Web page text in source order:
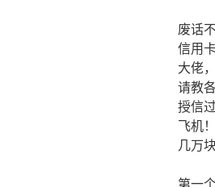
废话
信用
大佬
请教
授信
飞机
几万块